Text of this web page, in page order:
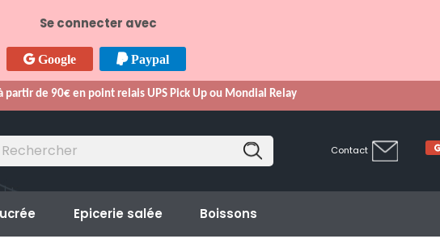
Se connecter avec
Google Paypal
partir de 90€ en point relais UPS Pick Up ou Mondial Relay
Contact
Epicerie salée Boissons